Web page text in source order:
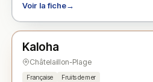
Voir la fiche→
★ N° 3
Kaloha
Châtelaillon-Plage
Française Fruits de mer